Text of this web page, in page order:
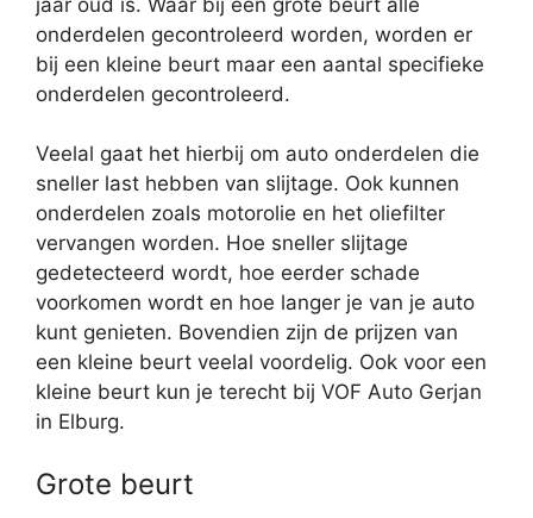
onderdelen gecontroleerd worden, worden er
bij een kleine beurt maar een aantal specifieke
onderdelen gecontroleerd.
Veelal gaat het hierbij om auto onderdelen die
sneller last hebben van slijtage. Ook kunnen
onderdelen zoals motorolie en het oliefilter
vervangen worden. Hoe sneller slijtage
gedetecteerd wordt, hoe eerder schade
voorkomen wordt en hoe langer je van je auto
kunt genieten. Bovendien zijn de prijzen van
een kleine beurt veelal voordelig. Ook voor een
kleine beurt kun je terecht bij VOF Auto Gerjan
in Elburg.
Grote beurt